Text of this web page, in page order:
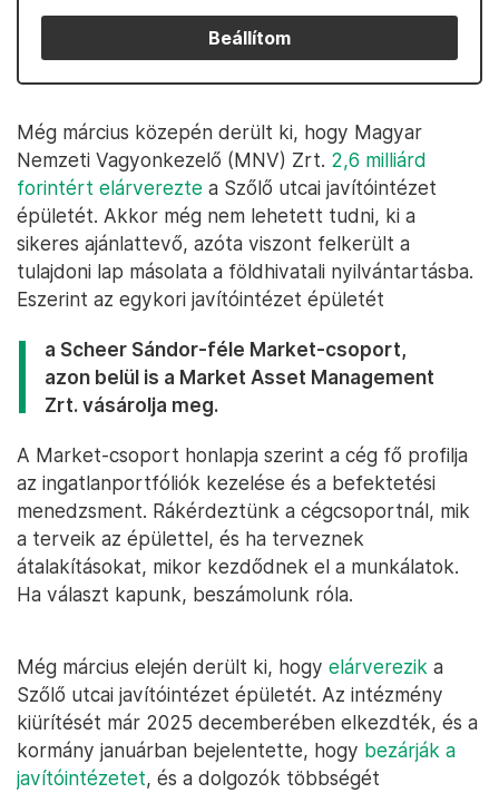
Beállítom
Még március közepén derült ki, hogy Magyar
Nemzeti Vagyonkezelő (MNV) Zrt. 2,6 milliárd
forintért elárverezte a Szőlő utcai javítóintézet
épületét. Akkor még nem lehetett tudni, ki a
sikeres ajánlattevő, azóta viszont felkerült a
tulajdoni lap másolata a földhivatali nyilvántartásba.
Eszerint az egykori javítóintézet épületét
a Scheer Sándor-féle Market-csoport,
azon belül is a Market Asset Management
Zrt. vásárolja meg.
A Market-csoport honlapja szerint a cég fő profilja
az ingatlanportfóliók kezelése és a befektetési
menedzsment. Rákérdeztünk a cégcsoportnál, mik
a terveik az épülettel, és ha terveznek
átalakításokat, mikor kezdődnek el a munkálatok.
Ha választ kapunk, beszámolunk róla.
Még március elején derült ki, hogy elárverezik a
Szőlő utcai javítóintézet épületét. Az intézmény
kiürítését már 2025 decemberében elkezdték, és a
kormány januárban bejelentette, hogy bezárják a
javítóintézetet, és a dolgozók többségét